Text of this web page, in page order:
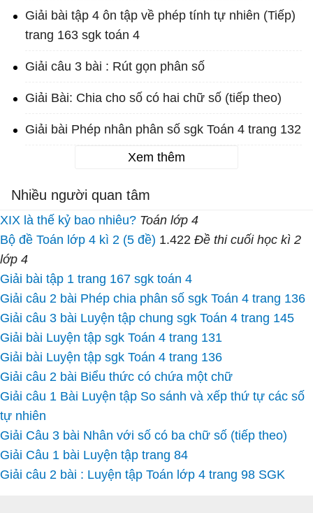
Giải bài tập 4 ôn tập về phép tính tự nhiên (Tiếp)
trang 163 sgk toán 4
Giải câu 3 bài : Rút gọn phân số
Giải Bài: Chia cho số có hai chữ số (tiếp theo)
Giải bài Phép nhân phân số sgk Toán 4 trang 132
Xem thêm
Nhiều người quan tâm
XIX là thế kỷ bao nhiêu? Toán lớp 4
Bộ đề Toán lớp 4 kì 2 (5 đề) 1.422 Đề thi cuối học kì 2
lớp 4
Giải bài tập 1 trang 167 sgk toán 4
Giải câu 2 bài Phép chia phân số sgk Toán 4 trang 136
Giải câu 3 bài Luyện tập chung sgk Toán 4 trang 145
Giải bài Luyện tập sgk Toán 4 trang 131
Giải bài Luyện tập sgk Toán 4 trang 136
Giải câu 2 bài Biểu thức có chứa một chữ
Giải câu 1 Bài Luyện tập So sánh và xếp thứ tự các số
tự nhiên
Giải Câu 3 bài Nhân với số có ba chữ số (tiếp theo)
Giải Câu 1 bài Luyện tập trang 84
Giải câu 2 bài : Luyện tập Toán lớp 4 trang 98 SGK